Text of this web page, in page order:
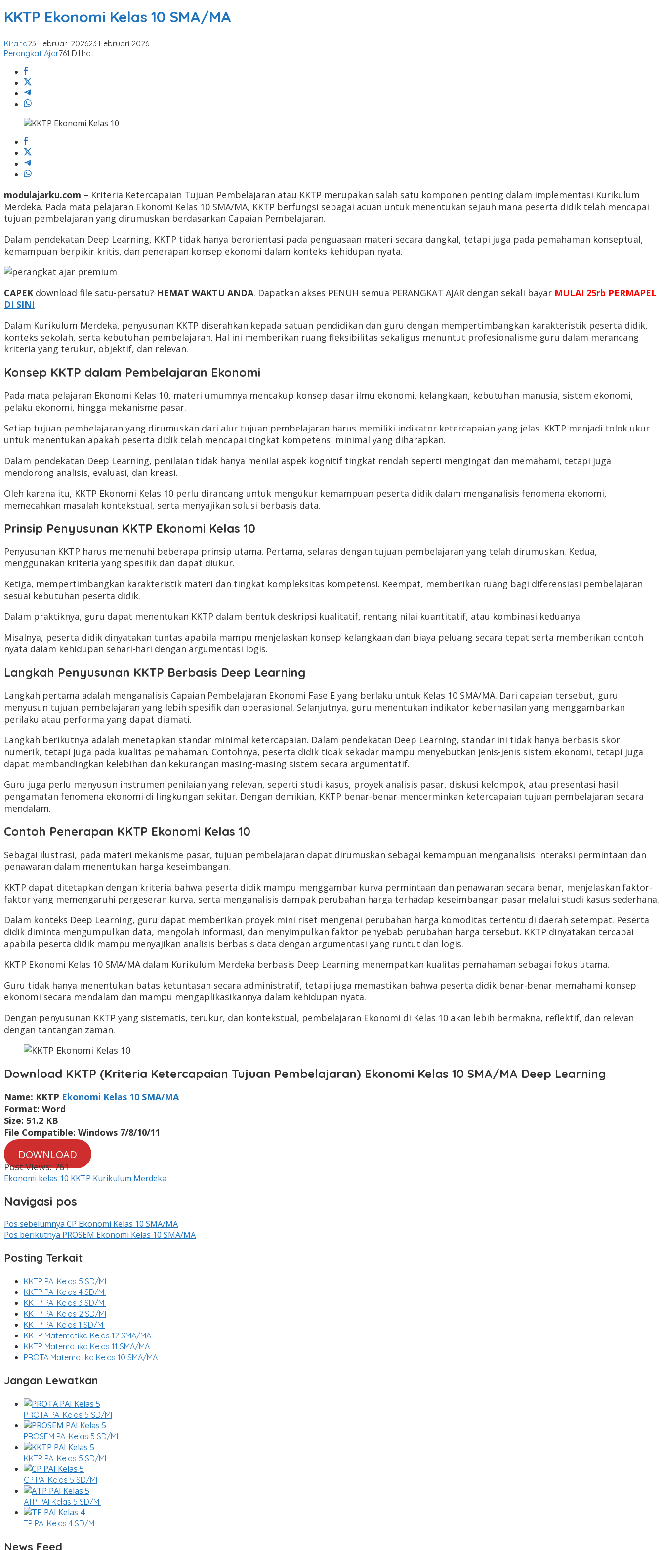
KKTP Ekonomi Kelas 10 SMA/MA
Kirana23 Februari 202623 Februari 2026
Perangkat Ajar761 Dilihat
modulajarku.com – Kriteria Ketercapaian Tujuan Pembelajaran atau KKTP merupakan salah satu komponen penting dalam implementasi Kurikulum
Merdeka. Pada mata pelajaran Ekonomi Kelas 10 SMA/MA, KKTP berfungsi sebagai acuan untuk menentukan sejauh mana peserta didik telah mencapai
tujuan pembelajaran yang dirumuskan berdasarkan Capaian Pembelajaran.
Dalam pendekatan Deep Learning, KKTP tidak hanya berorientasi pada penguasaan materi secara dangkal, tetapi juga pada pemahaman konseptual,
kemampuan berpikir kritis, dan penerapan konsep ekonomi dalam konteks kehidupan nyata.
CAPEK download file satu-persatu? HEMAT WAKTU ANDA. Dapatkan akses PENUH semua PERANGKAT AJAR dengan sekali bayar MULAI 25rb PERMAPEL
DI SINI
Dalam Kurikulum Merdeka, penyusunan KKTP diserahkan kepada satuan pendidikan dan guru dengan mempertimbangkan karakteristik peserta didik,
konteks sekolah, serta kebutuhan pembelajaran. Hal ini memberikan ruang fleksibilitas sekaligus menuntut profesionalisme guru dalam merancang
kriteria yang terukur, objektif, dan relevan.
Konsep KKTP dalam Pembelajaran Ekonomi
Pada mata pelajaran Ekonomi Kelas 10, materi umumnya mencakup konsep dasar ilmu ekonomi, kelangkaan, kebutuhan manusia, sistem ekonomi,
pelaku ekonomi, hingga mekanisme pasar.
Setiap tujuan pembelajaran yang dirumuskan dari alur tujuan pembelajaran harus memiliki indikator ketercapaian yang jelas. KKTP menjadi tolok ukur
untuk menentukan apakah peserta didik telah mencapai tingkat kompetensi minimal yang diharapkan.
Dalam pendekatan Deep Learning, penilaian tidak hanya menilai aspek kognitif tingkat rendah seperti mengingat dan memahami, tetapi juga
mendorong analisis, evaluasi, dan kreasi.
Oleh karena itu, KKTP Ekonomi Kelas 10 perlu dirancang untuk mengukur kemampuan peserta didik dalam menganalisis fenomena ekonomi,
memecahkan masalah kontekstual, serta menyajikan solusi berbasis data.
Prinsip Penyusunan KKTP Ekonomi Kelas 10
Penyusunan KKTP harus memenuhi beberapa prinsip utama. Pertama, selaras dengan tujuan pembelajaran yang telah dirumuskan. Kedua,
menggunakan kriteria yang spesifik dan dapat diukur.
Ketiga, mempertimbangkan karakteristik materi dan tingkat kompleksitas kompetensi. Keempat, memberikan ruang bagi diferensiasi pembelajaran
sesuai kebutuhan peserta didik.
Dalam praktiknya, guru dapat menentukan KKTP dalam bentuk deskripsi kualitatif, rentang nilai kuantitatif, atau kombinasi keduanya.
Misalnya, peserta didik dinyatakan tuntas apabila mampu menjelaskan konsep kelangkaan dan biaya peluang secara tepat serta memberikan contoh
nyata dalam kehidupan sehari-hari dengan argumentasi logis.
Langkah Penyusunan KKTP Berbasis Deep Learning
Langkah pertama adalah menganalisis Capaian Pembelajaran Ekonomi Fase E yang berlaku untuk Kelas 10 SMA/MA. Dari capaian tersebut, guru
menyusun tujuan pembelajaran yang lebih spesifik dan operasional. Selanjutnya, guru menentukan indikator keberhasilan yang menggambarkan
perilaku atau performa yang dapat diamati.
Langkah berikutnya adalah menetapkan standar minimal ketercapaian. Dalam pendekatan Deep Learning, standar ini tidak hanya berbasis skor
numerik, tetapi juga pada kualitas pemahaman. Contohnya, peserta didik tidak sekadar mampu menyebutkan jenis-jenis sistem ekonomi, tetapi juga
dapat membandingkan kelebihan dan kekurangan masing-masing sistem secara argumentatif.
Guru juga perlu menyusun instrumen penilaian yang relevan, seperti studi kasus, proyek analisis pasar, diskusi kelompok, atau presentasi hasil
pengamatan fenomena ekonomi di lingkungan sekitar. Dengan demikian, KKTP benar-benar mencerminkan ketercapaian tujuan pembelajaran secara
mendalam.
Contoh Penerapan KKTP Ekonomi Kelas 10
Sebagai ilustrasi, pada materi mekanisme pasar, tujuan pembelajaran dapat dirumuskan sebagai kemampuan menganalisis interaksi permintaan dan
penawaran dalam menentukan harga keseimbangan.
KKTP dapat ditetapkan dengan kriteria bahwa peserta didik mampu menggambar kurva permintaan dan penawaran secara benar, menjelaskan faktor-
faktor yang memengaruhi pergeseran kurva, serta menganalisis dampak perubahan harga terhadap keseimbangan pasar melalui studi kasus sederhana.
Dalam konteks Deep Learning, guru dapat memberikan proyek mini riset mengenai perubahan harga komoditas tertentu di daerah setempat. Peserta
didik diminta mengumpulkan data, mengolah informasi, dan menyimpulkan faktor penyebab perubahan harga tersebut. KKTP dinyatakan tercapai
apabila peserta didik mampu menyajikan analisis berbasis data dengan argumentasi yang runtut dan logis.
KKTP Ekonomi Kelas 10 SMA/MA dalam Kurikulum Merdeka berbasis Deep Learning menempatkan kualitas pemahaman sebagai fokus utama.
Guru tidak hanya menentukan batas ketuntasan secara administratif, tetapi juga memastikan bahwa peserta didik benar-benar memahami konsep
ekonomi secara mendalam dan mampu mengaplikasikannya dalam kehidupan nyata.
Dengan penyusunan KKTP yang sistematis, terukur, dan kontekstual, pembelajaran Ekonomi di Kelas 10 akan lebih bermakna, reflektif, dan relevan
dengan tantangan zaman.
Download KKTP (Kriteria Ketercapaian Tujuan Pembelajaran) Ekonomi Kelas 10 SMA/MA Deep Learning
Name: KKTP Ekonomi Kelas 10 SMA/MA
Format: Word
Size: 51.2 KB
File Compatible: Windows 7/8/10/11
DOWNLOAD
Post Views: 761
Ekonomi kelas 10 KKTP Kurikulum Merdeka
Navigasi pos
Pos sebelumnya CP Ekonomi Kelas 10 SMA/MA
Pos berikutnya PROSEM Ekonomi Kelas 10 SMA/MA
Posting Terkait
KKTP PAI Kelas 5 SD/MI
KKTP PAI Kelas 4 SD/MI
KKTP PAI Kelas 3 SD/MI
KKTP PAI Kelas 2 SD/MI
KKTP PAI Kelas 1 SD/MI
KKTP Matematika Kelas 12 SMA/MA
KKTP Matematika Kelas 11 SMA/MA
PROTA Matematika Kelas 10 SMA/MA
Jangan Lewatkan
PROTA PAI Kelas 5 SD/MI
PROSEM PAI Kelas 5 SD/MI
KKTP PAI Kelas 5 SD/MI
CP PAI Kelas 5 SD/MI
ATP PAI Kelas 5 SD/MI
TP PAI Kelas 4 SD/MI
News Feed